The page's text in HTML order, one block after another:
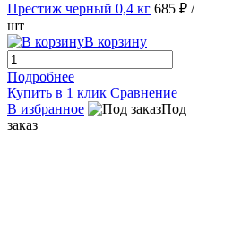
Престиж черный 0,4 кг 685 ₽ /
шт
В корзину
Подробнее
Купить в 1 клик Сравнение
В избранное
Под
заказ